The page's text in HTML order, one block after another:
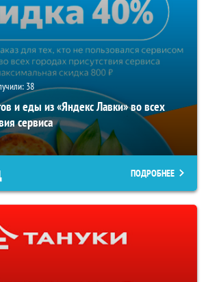
38
и еды из «Яндекс Лавки» во всех
сервиса
ПОДРОБНЕЕ